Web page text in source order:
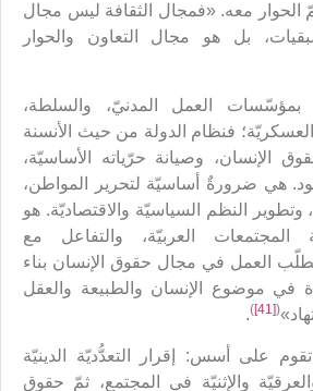
ثمّ الحوار معه. «فمجال الثقافة ليس مجال
بل هو مجال التعاون والحوار
بمؤسّسات العمل المدنيّ، والسلطة،
فنظام الدولة من حيث الأنسنة
الإنسان، وصيانة حرّياته الأساسيّة،
هي ضرورةٌ أساسيّة لتحرير المواطن،
وتطوير النظم السياسيّة والاقتصاديّة. هو
العربيّة، والتفاعل مع
العمل في مجال حقوق الإنسان بناء
في موضوع الإنسان والطبيعة والعقل
(
[41]
)
.
على أسس: إقرار التعدُّديّة الدينيّة
والإثنيّة في المجتمع، ثمّ حقوق